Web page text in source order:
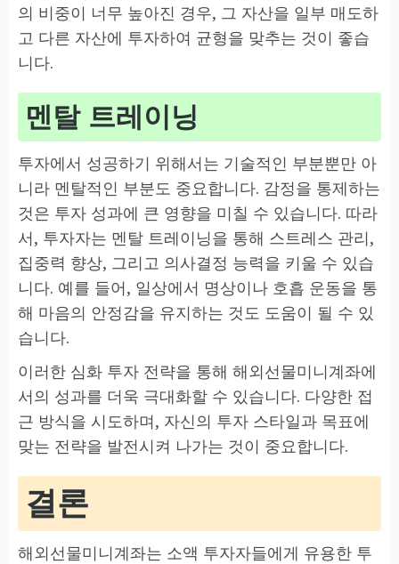
의 비중이 너무 높아진 경우, 그 자산을 일부 매도하
고 다른 자산에 투자하여 균형을 맞추는 것이 좋습
니다.
멘탈 트레이닝
투자에서 성공하기 위해서는 기술적인 부분뿐만 아
니라 멘탈적인 부분도 중요합니다. 감정을 통제하는
것은 투자 성과에 큰 영향을 미칠 수 있습니다. 따라
서, 투자자는 멘탈 트레이닝을 통해 스트레스 관리,
집중력 향상, 그리고 의사결정 능력을 키울 수 있습
니다. 예를 들어, 일상에서 명상이나 호흡 운동을 통
해 마음의 안정감을 유지하는 것도 도움이 될 수 있
습니다.
이러한 심화 투자 전략을 통해 해외선물미니계좌에
서의 성과를 더욱 극대화할 수 있습니다. 다양한 접
근 방식을 시도하며, 자신의 투자 스타일과 목표에
맞는 전략을 발전시켜 나가는 것이 중요합니다.
결론
해외선물미니계좌는 소액 투자자들에게 유용한 투